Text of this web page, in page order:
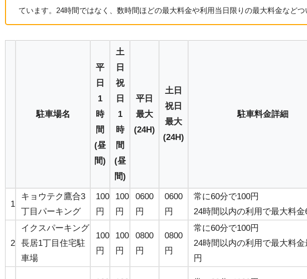
ています。24時間ではなく、数時間ほどの最大料金や利用当日限りの最大料金などつ
駐車場名
平
日
1
時
間
(昼
間)
土
日
祝
日
1
時
間
(昼
間)
平日
最大
(24H)
土日
祝日
最大
(24H)
駐車料金詳細
1
キョウテク鷹合3
丁目パーキング
100
円
100
円
0600
円
0600
円
常に60分で100円
24時間以内の利用で最大料金
2
イクスパーキング
長居1丁目住宅駐
車場
100
円
100
円
0800
円
0800
円
常に60分で100円
24時間以内の利用で最大料金
円